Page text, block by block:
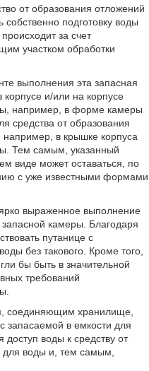
от образования отложений
подготовку воды
за счет
участком обработки
выполнения эта запасная
и/или на корпусе
например, в форме камеры
средства от образования
в крышке корпуса
Тем самым, указанный
виде может оставаться, по
с уже известными формами
выраженное выполнение
камеры. Благодаря
путанице с
без такового. Кроме того,
бы быть в значительной
требований
соединяющим хранилище,
запасаемой в емкости для
воды к средству от
для воды и, тем самым,